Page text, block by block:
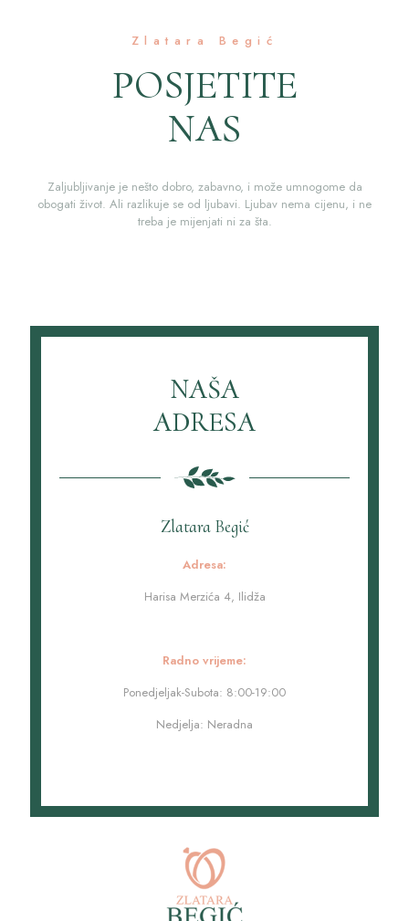
Zlatara Begić
POSJETITE
NAS
Zaljubljivanje je nešto dobro, zabavno, i može umnogome da
obogati život. Ali razlikuje se od ljubavi. Ljubav nema cijenu, i ne
treba je mijenjati ni za šta.
NAŠA
ADRESA
Zlatara Begić
Adresa:
Harisa Merzića 4, Ilidža
Radno vrijeme:
Ponedjeljak-Subota: 8:00-19:00
Nedjelja: Neradna